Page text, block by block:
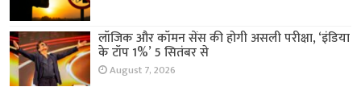
लॉजिक और कॉमन सेंस की होगी असली परीक्षा, ‘इंडिया
के टॉप 1%’ 5 सितंबर से
August 7, 2026